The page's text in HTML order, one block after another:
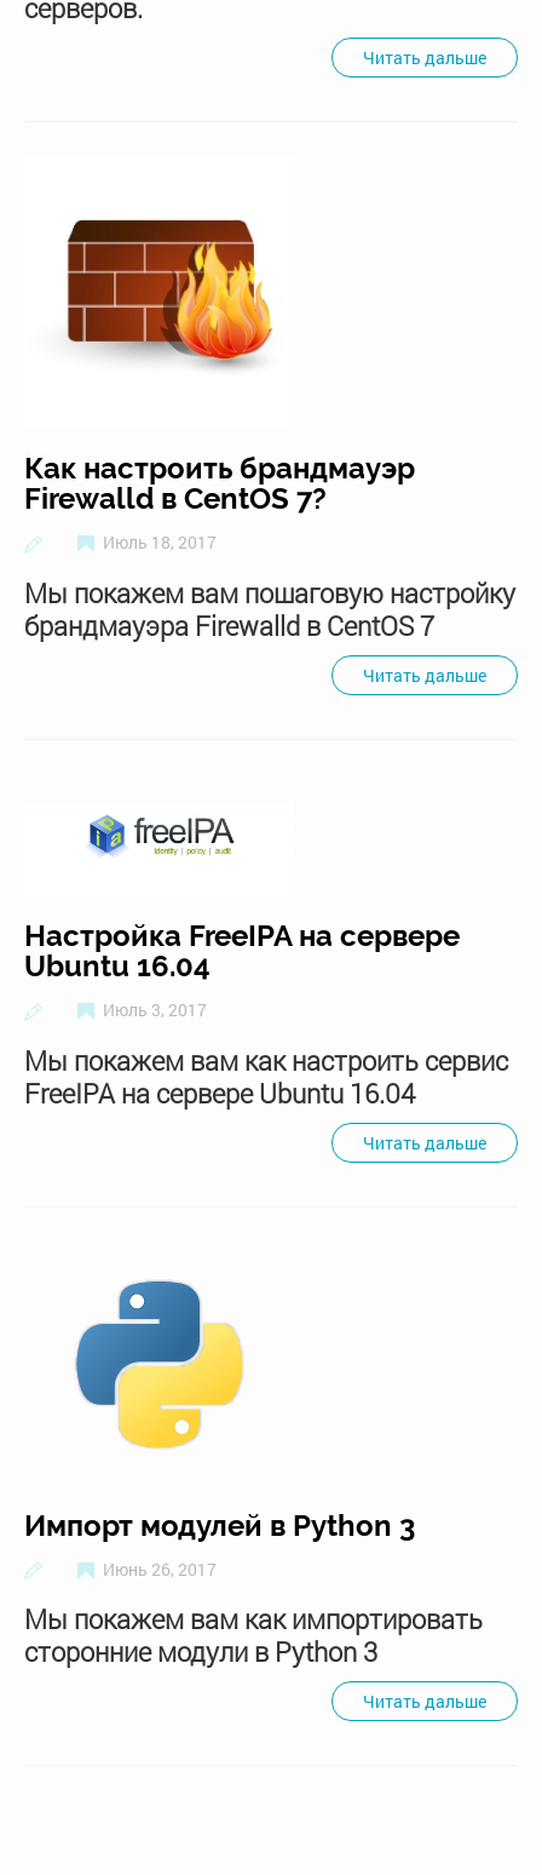
серверов.
Читать дальше
Как настроить брандмауэр
Firewalld в CentOS 7?
Июль 18, 2017
Мы покажем вам пошаговую настройку
брандмауэра Firewalld в CentOS 7
Читать дальше
Настройка FreeIPA на сервере
Ubuntu 16.04
Июль 3, 2017
Мы покажем вам как настроить сервис
FreeIPA на сервере Ubuntu 16.04
Читать дальше
Импорт модулей в Python 3
Июнь 26, 2017
Мы покажем вам как импортировать
сторонние модули в Python 3
Читать дальше